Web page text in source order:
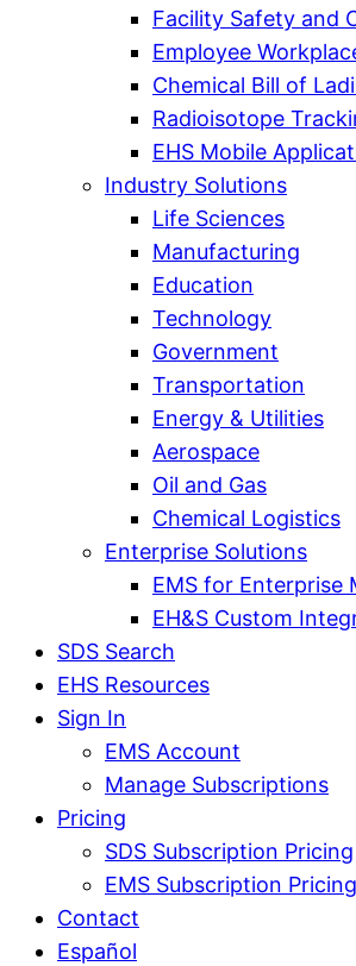
Facility Safety and
Employee
Chemical Bill of
Radioisotope
EHS Mobile
Industry Solutions
Life Sciences
Manufacturing
Education
Technology
Government
Transportation
Energy & Utilities
Aerospace
Oil and Gas
Chemical Logistics
Enterprise Solutions
EMS for Enterprise
EH&S Custom
SDS Search
EHS Resources
Sign In
EMS Account
Manage Subscriptions
Pricing
SDS Subscription Pricing
EMS Subscription Pricing
Contact
Español